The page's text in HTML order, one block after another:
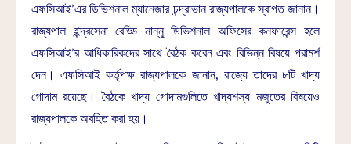
এফসিআই’এর ডিভিশনাল ম্যানেজার চন্দ্রাভান রাজ্যপালকে স্বাগত জানান।
রাজ্যপাল ইন্দ্রসেনা রেড্ডি নান্নু ডিভিশনাল অফিসের কনফারেন্স হলে
এফসিআই’র আধিকারিকদের সাথে বৈঠক করেন এবং বিভিন্ন বিষয়ে পরামর্শ
দেন। এফসিআই কর্তৃপক্ষ রাজ্যপালকে জানান, রাজ্যে তাদের ৮টি খাদ্য
গোদাম রয়েছে। বৈঠকে খাদ্য গোদামগুলিতে খাদ্যশস্য মজুতের বিষয়েও
রাজ্যপালকে অবহিত করা হয়।